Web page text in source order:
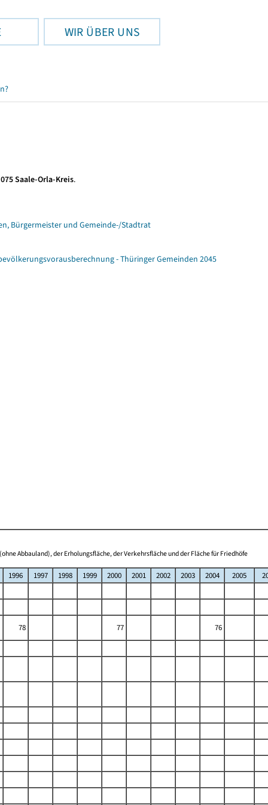
WIR ÜBER UNS
Saale-Orla-Kreis.
Bürgermeister und Gemeinde-/Stadtrat
- Thüringer Gemeinden 2045
Abbauland), der Erholungsfläche, der Verkehrsfläche und der Fläche für Friedhöfe
1996 1997 1998 1999 2000 2001 2002 2003 2004 2005
78 77
76